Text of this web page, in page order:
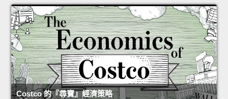
Costco 的『尋寶』經濟策略